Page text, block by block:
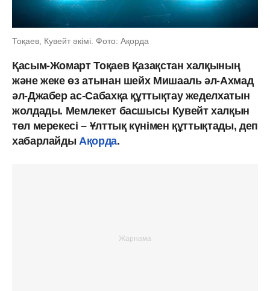
Тоқаев, Кувейт әкімі. Фото: Ақорда
Қасым-Жомарт Тоқаев Қазақстан халқының
және жеке өз атынан шейх Мишааль әл-Ахмад
әл-Джабер ас-Сабахқа құттықтау жеделхатын
жолдады. Мемлекет басшысы Кувейт халқын
төл мерекесі – Ұлттық күнімен құттықтады, деп
хабарлайды Ақорда.